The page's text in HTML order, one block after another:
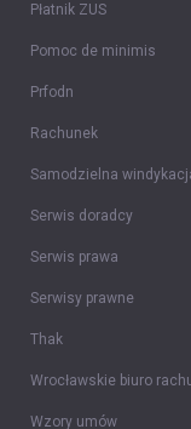
Płatnik ZUS
Pomoc de minimis
Prfodn
Rachunek
Samodzielna
Serwis doradcy
Serwis prawa
Serwisy prawne
Thak
Wrocławskie biuro
Wzory umów